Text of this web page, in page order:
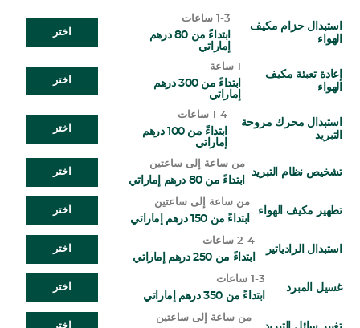
استبدال حزام مكيف
الهواء
1-3 ساعات
ابتداءً من 80 درهم
إماراتي
اختر
إعادة تعبئة مكيف
الهواء
ابتداءً من 300 درهم
إماراتي
اختر
استبدال محرك مروحة
التبريد
1-4 ساعات
ابتداءً من 100 درهم
إماراتي
اختر
تشخيص نظام التبريد
من ساعة إلى ساعتين
ابتداءً من 80 درهم إماراتي
اختر
تطهير مكيف الهواء
من ساعة إلى ساعتين
ابتداءً من 150 درهم إماراتي
اختر
استبدال الرادياتير
2-4 ساعات
ابتداءً من 250 درهم إماراتي
اختر
غسيل المبرد
1-3 ساعات
ابتداءً من 350 درهم إماراتي
اختر
من ساعة إلى ساعتين